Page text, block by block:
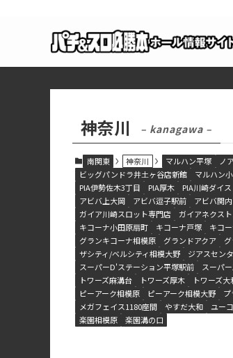
神奈川 – kanagawa –
南関東 神奈川 マルハン平塚 ノ
ビッグパンドラ井土ヶ谷店新館
マルハン
PIA伊勢佐木3丁目
PIA厚木 PIA川崎ダイス
アビバ上大岡
アビバ逗子駅前 アビバ関内
ガイア川崎スロット専門店
ガイアネクス
キコーナ小田原扇町
キコーナ戸塚 キコ
グランキコーナ相模原
グランドアクア
ザシティ/ベルシティ相模大野
ジアスセン
スーパーD'ステーション平塚駅前
スーパ
トワーズ麻溝台
トワーズ厚木 トワーズ大
ピーアーク相模原
ピーアーク相模大野
メガフェイス1180座間
やすだ大和 ユー
楽園相模原
楽園溝の口